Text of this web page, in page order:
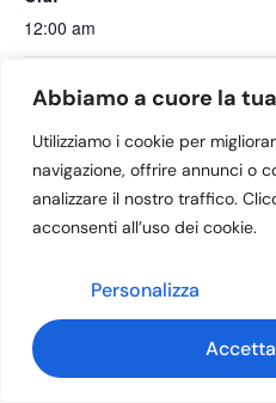
Abbiamo a cuore la
Utilizziamo i cookie per
navigazione, offrire annunci o
analizzare il nostro traffico.
acconsenti all’uso dei cookie.
Personalizza
12:00 am
CERIMONIE
Home – NON
© 2026 - ProLoco